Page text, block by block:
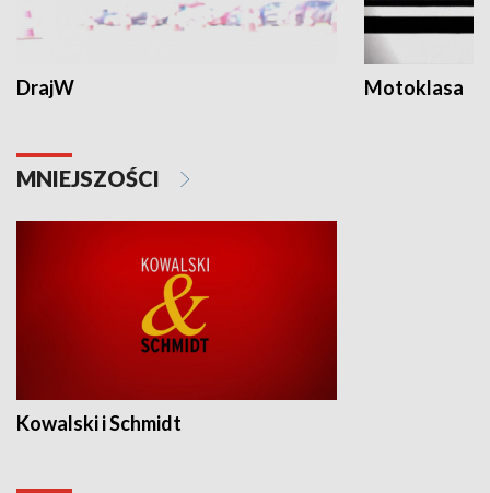
DrajW Motoklasa
MNIEJSZOŚCI
Kowalski i Schmidt